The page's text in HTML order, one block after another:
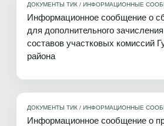
ДОКУМЕНТЫ ТИК / ИНФОРМАЦИОННЫЕ
Информационное сообщение о
для дополнительного
составов участковых комиссий
района
ДОКУМЕНТЫ ТИК / ИНФОРМАЦИОННЫЕ
Информационное сообщение о